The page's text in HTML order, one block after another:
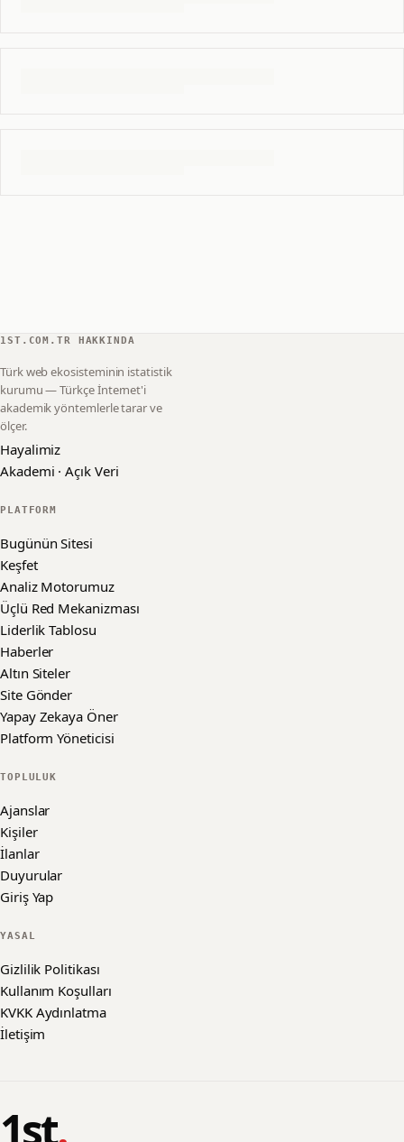
1ST.COM.TR HAKKINDA
Türk web ekosisteminin istatistik
kurumu — Türkçe İnternet'i
akademik yöntemlerle tarar ve
ölçer.
Hayalimiz
Akademi · Açık Veri
PLATFORM
Bugünün Sitesi
Keşfet
Analiz Motorumuz
Üçlü Red Mekanizması
Liderlik Tablosu
Haberler
Altın Siteler
Site Gönder
Yapay Zekaya Öner
Platform Yöneticisi
TOPLULUK
Ajanslar
Kişiler
İlanlar
Duyurular
Giriş Yap
YASAL
Gizlilik Politikası
Kullanım Koşulları
KVKK Aydınlatma
İletişim
1st.